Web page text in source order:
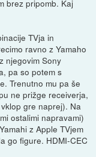
brez pripomb. Kaj
TVja in
ravno z Yamaho
njegovim Sony
pa so potem s
Trenutno mu pa še
ne prižge receiverja,
gre naprej). Na
ostalimi napravami)
z Apple TVjem
go figure. HDMI-CEC